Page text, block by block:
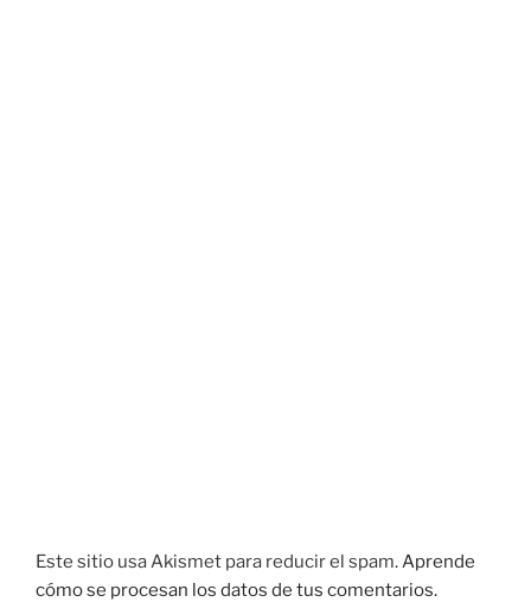
Este sitio usa Akismet para reducir el spam.Aprende
cómo se procesan los datos de tus comentarios.